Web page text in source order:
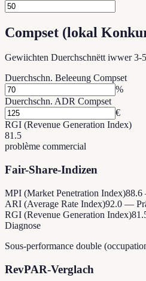
Compset (lokal
Gewiichten Duerchschnëtt iwwer 3-
Duerchschn. Beleeung Compset
%
Duerchschn. ADR Compset
€
RGI (Revenue Generation Index)
81.5
problème commercial
Fair-Share-Indizen
MPI (Market Penetration Index)88.6
ARI (Average Rate Index)92.0 —
RGI (Revenue Generation Index)
Diagnose
Sous-performance double
RevPAR-Verglach